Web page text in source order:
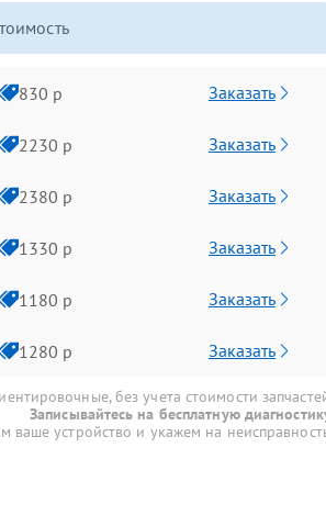
830 р Заказать
2230 р Заказать
2380 р Заказать
1330 р Заказать
1180 р Заказать
1280 р Заказать
без учета стоимости
Записывайтесь на бесплатную
ваше устройство и укажем на